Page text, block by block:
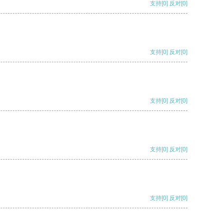
支持[0] 反对[0]
支持[0] 反对[0]
支持[0] 反对[0]
支持[0] 反对[0]
支持[0] 反对[0]